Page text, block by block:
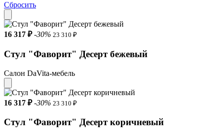
Сбросить
16 317 ₽ -30% 23 310 ₽
Стул "Фаворит" Десерт бежевый
Салон DaVita-мебель
16 317 ₽ -30% 23 310 ₽
Стул "Фаворит" Десерт коричневый